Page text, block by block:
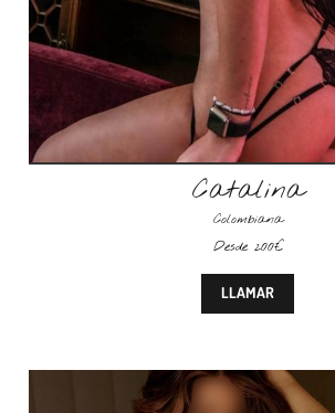
Catalina
Colombiana
Desde 200€
LLAMAR